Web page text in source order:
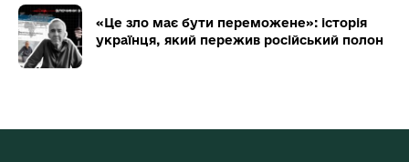
«Це зло має бути переможене»: історія
українця, який пережив російський полон